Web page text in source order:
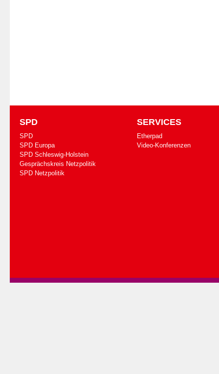
SPD
SPD
SPD Europa
SPD Schleswig-Holstein
Gesprächskreis Netzpolitik
SPD Netzpolitik
SERVICES
Etherpad
Video-Konferenzen